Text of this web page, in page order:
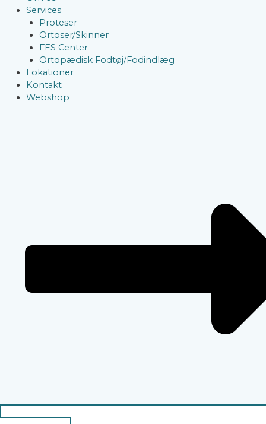
Services
Proteser
Ortoser/Skinner
FES Center
Ortopædisk Fodtøj/Fodindlæg
Lokationer
Kontakt
Webshop